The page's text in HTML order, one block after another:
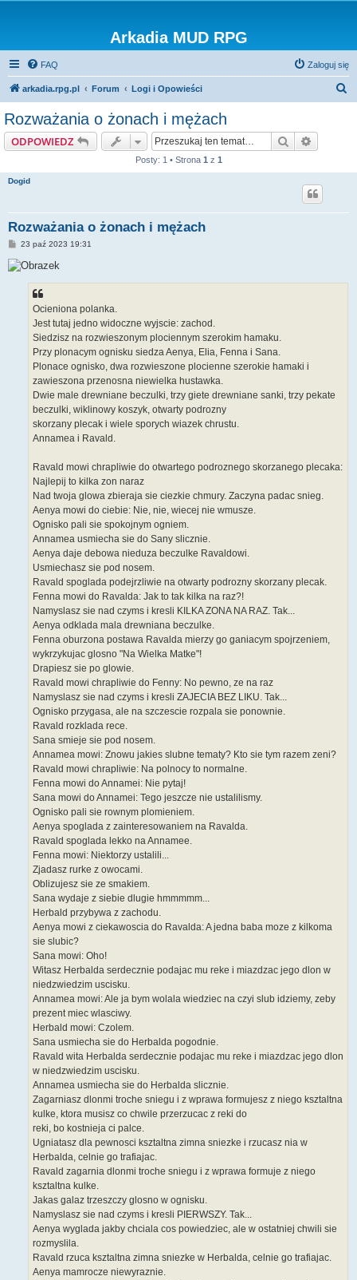
Arkadia MUD RPG
FAQ Zaloguj się
arkadia.rpg.pl Forum Logi i Opowieści
Rozważania o żonach i mężach
ODPOWIEDZ Szukaj
Posty: 1 • Strona 1 z 1
Dogid
Rozważania o żonach i mężach
P
s
t
23 paź 2023 19:31
Ocieniona polanka.
Jest tutaj jedno widoczne wyjscie: zachod.
Siedzisz na rozwieszonym plociennym szerokim hamaku.
Przy plonacym ognisku siedza Aenya, Elia, Fenna i Sana.
Plonace ognisko, dwa rozwieszone plocienne szerokie hamaki i
zawieszona przenosna niewielka hustawka.
Dwie male drewniane beczulki, trzy giete drewniane sanki, trzy pekate
beczulki, wiklinowy koszyk, otwarty podrozny
skorzany plecak i wiele sporych wiazek chrustu.
Annamea i Ravald.
Ravald mowi chrapliwie do otwartego podroznego skorzanego plecaka:
Najlepij to kilka zon naraz
Nad twoja glowa zbieraja sie ciezkie chmury. Zaczyna padac snieg.
Aenya mowi do ciebie: Nie, nie, wiecej nie wmusze.
Ognisko pali sie spokojnym ogniem.
Annamea usmiecha sie do Sany slicznie.
Aenya daje debowa nieduza beczulke Ravaldowi.
Usmiechasz sie pod nosem.
Ravald spoglada podejrzliwie na otwarty podrozny skorzany plecak.
Fenna mowi do Ravalda: Jak to tak kilka na raz?!
Namyslasz sie nad czyms i kresli KILKA ZONA NA RAZ. Tak...
Aenya odklada mala drewniana beczulke.
Fenna oburzona postawa Ravalda mierzy go ganiacym spojrzeniem,
wykrzykujac glosno "Na Wielka Matke"!
Drapiesz sie po glowie.
Ravald mowi chrapliwie do Fenny: No pewno, ze na raz
Namyslasz sie nad czyms i kresli ZAJECIA BEZ LIKU. Tak...
Ognisko przygasa, ale na szczescie rozpala sie ponownie.
Ravald rozklada rece.
Sana smieje sie pod nosem.
Annamea mowi: Znowu jakies slubne tematy? Kto sie tym razem zeni?
Ravald mowi chrapliwie: Na polnocy to normalne.
Fenna mowi do Annamei: Nie pytaj!
Sana mowi do Annamei: Tego jeszcze nie ustalilismy.
Ognisko pali sie rownym plomieniem.
Aenya spoglada z zainteresowaniem na Ravalda.
Ravald spoglada lekko na Annamee.
Fenna mowi: Niektorzy ustalili...
Zjadasz rurke z owocami.
Oblizujesz sie ze smakiem.
Sana wydaje z siebie dlugie hmmmmm...
Herbald przybywa z zachodu.
Aenya mowi z ciekawoscia do Ravalda: A jedna baba moze z kilkoma
sie slubic?
Sana mowi: Oho!
Witasz Herbalda serdecznie podajac mu reke i miazdzac jego dlon w
niedzwiedzim uscisku.
Annamea mowi: Ale ja bym wolala wiedziec na czyi slub idziemy, zeby
prezent miec wlasciwy.
Herbald mowi: Czolem.
Sana usmiecha sie do Herbalda pogodnie.
Ravald wita Herbalda serdecznie podajac mu reke i miazdzac jego dlon
w niedzwiedzim uscisku.
Annamea usmiecha sie do Herbalda slicznie.
Zagarniasz dlonmi troche sniegu i z wprawa formujesz z niego ksztaltna
kulke, ktora musisz co chwile przerzucac z reki do
reki, bo kostnieja ci palce.
Ugniatasz dla pewnosci ksztaltna zimna sniezke i rzucasz nia w
Herbalda, celnie go trafiajac.
Ravald zagarnia dlonmi troche sniegu i z wprawa formuje z niego
ksztaltna kulke.
Jakas galaz trzeszczy glosno w ognisku.
Namyslasz sie nad czyms i kresli PIERWSZY. Tak...
Aenya wyglada jakby chciala cos powiedziec, ale w ostatniej chwili sie
rozmyslila.
Ravald rzuca ksztaltna zimna sniezke w Herbalda, celnie go trafiajac.
Aenya mamrocze niewyraznie.